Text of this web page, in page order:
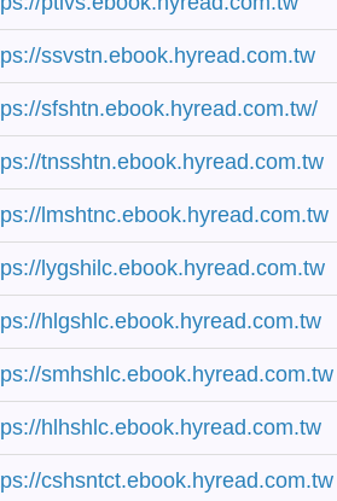
ssvstn.ebook.hyread.com.tw
sfshtn.ebook.hyread.com.tw/
tnsshtn.ebook.hyread.com.tw
lmshtnc.ebook.hyread.com.tw
lygshilc.ebook.hyread.com.tw
hlgshlc.ebook.hyread.com.tw
smhshlc.ebook.hyread.com.tw
hlhshlc.ebook.hyread.com.tw
cshsntct.ebook.hyread.com.tw